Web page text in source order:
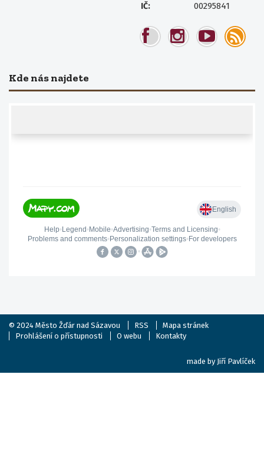
IČ: 00295841
Kde nás najdete
© 2024 Město Žďár nad Sázavou RSS
Mapa stránek
Prohlášení o přístupnosti
O webu Kontakty
made by Jiří Pavlíček